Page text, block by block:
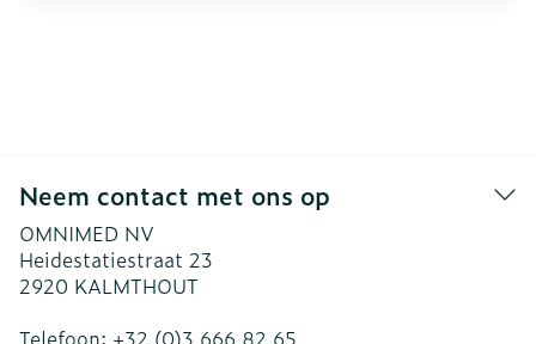
Neem contact met ons op
OMNIMED NV
Heidestatiestraat 23
2920 KALMTHOUT
Telefoon: +32 (0)3 666 82 65